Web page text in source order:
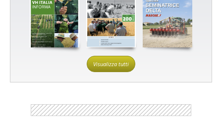
Visualizza tutti